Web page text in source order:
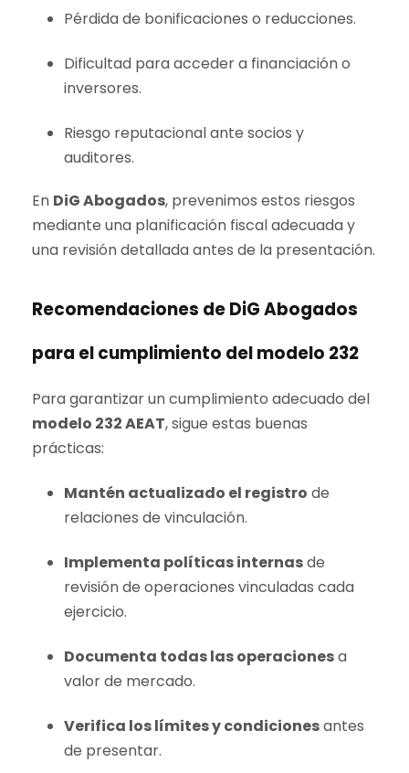
Pérdida de bonificaciones o reducciones.
Dificultad para acceder a financiación o
inversores.
Riesgo reputacional ante socios y
auditores.
En DiG Abogados, prevenimos estos riesgos
mediante una planificación fiscal adecuada y
una revisión detallada antes de la presentación.
Recomendaciones de DiG Abogados
para el cumplimiento del modelo 232
Para garantizar un cumplimiento adecuado del
modelo 232 AEAT, sigue estas buenas
prácticas:
Mantén actualizado el registro de
relaciones de vinculación.
Implementa políticas internasde
revisión de operaciones vinculadas cada
ejercicio.
Documenta todas las operacionesa
valor de mercado.
Verifica los límites y condicionesantes
de presentar.